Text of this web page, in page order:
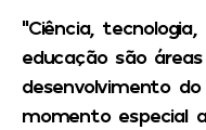
“Ciência,
educação são
desenvolvimento
momento especial